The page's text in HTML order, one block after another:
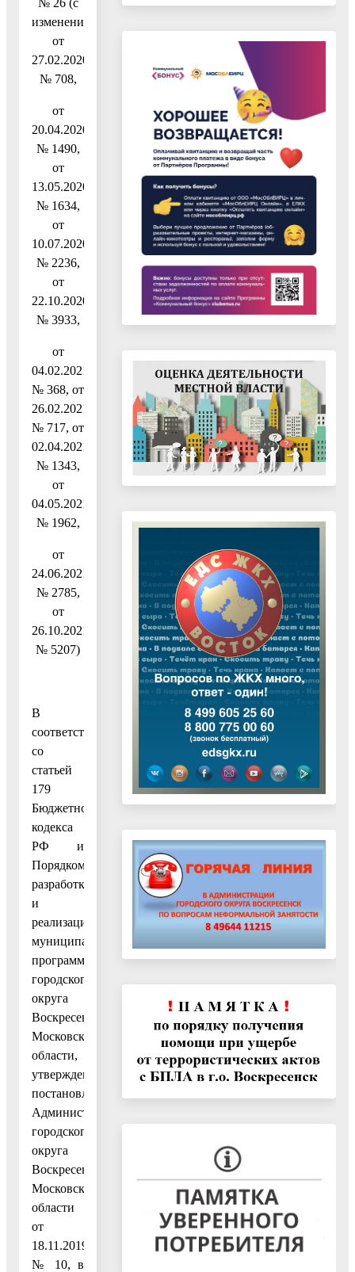
изменениями
от
27.02.2020
№ 708,
от
20.04.2020
№ 1490,
от
13.05.2020
№ 1634,
от
10.07.2020
№ 2236,
от
22.10.2020
№ 3933,
от
04.02.2021
№ 368, от
26.02.2021
№ 717, от
02.04.2021
№ 1343,
от
04.05.2021
№ 1962,
от
24.06.2021
№ 2785,
от
26.10.2021
№ 5207)
В
соответствии
со
статьей
179
Бюджетного
кодекса
РФ и
Порядком
разработки
и
реализации
муниципальных
программ
городского
округа
Воскресенск
Московской
области,
утвержденным
постановлением
Администрации
городского
округа
Воскресенск
Московской
области
от
18.11.2019
№ 10, в